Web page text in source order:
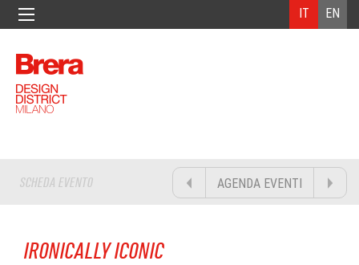
EN
IT
SCHEDA EVENTO AGENDA EVENTI
IRONICALLY ICONIC